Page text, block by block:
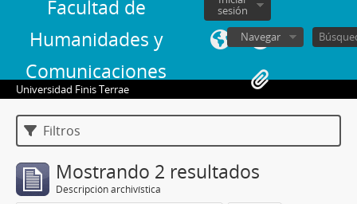
Facultad de
Humanidades y
Comunicaciones
sesión
Navegar
Universidad Finis Terrae
Filtros
Mostrando 2 resultados
Descripción archivística